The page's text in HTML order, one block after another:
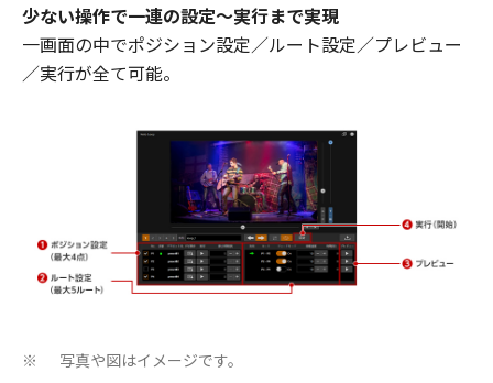
少ない操作で一連の設定～実行まで実現
一画面の中でポジション設定／ルート設定／プレビュー
／実行が全て可能。
※ 写真や図はイメージです。